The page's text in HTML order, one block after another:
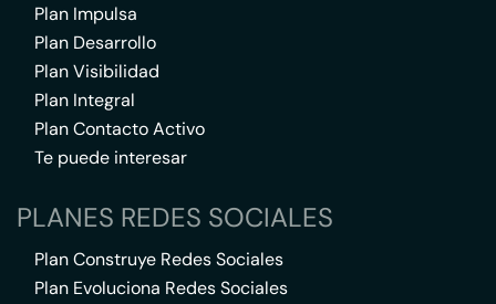
Plan Impulsa
Plan Desarrollo
Plan Visibilidad
Plan Integral
Plan Contacto Activo
Te puede interesar
PLANES REDES SOCIALES
Plan Construye Redes Sociales
Plan Evoluciona Redes Sociales